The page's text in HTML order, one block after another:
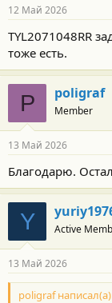
12 Май 2026
TYL2071048RR
тоже есть.
P poligraf
Member
13 Май 2026
Благодарю.
Y Active
13 Май 2026
poligraf